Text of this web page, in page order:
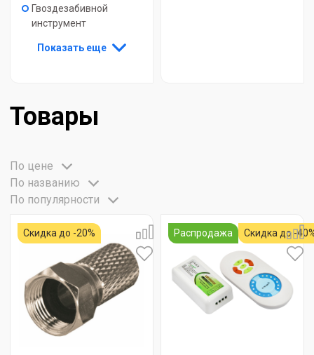
Гвоздезабивной
инструмент
Показать еще
Товары
По цене
По названию
По популярности
Скидка до -20% Распродажа Скидка до -